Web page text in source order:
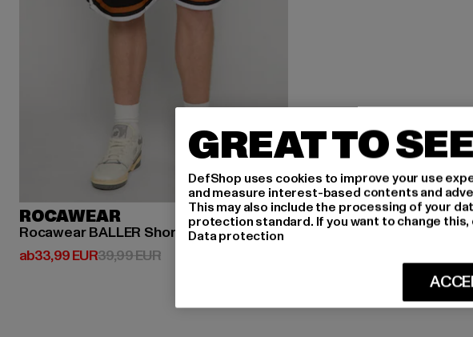
ROCAWEAR
Rocawear BALLER Shorts
ab33,99 EUR
Derzeitiger Preis: ab 33,99 EUR
39,99 EURAktionspreis: 39,99 EUR
GREAT TO
DefShop uses cookies to improve your use
and measure interest-based contents and
This may also include the processing of your
protection standard. If you want to change
Data protection